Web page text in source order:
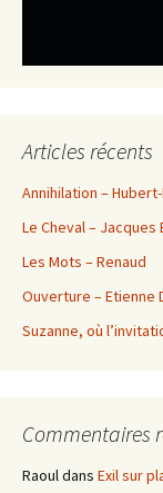
Articles récents
Annihilation –
Le Cheval – Jacques
Les Mots – Renaud
Ouverture – Etienne
Suzanne, où
Commentaires
Raouldans Exil sur